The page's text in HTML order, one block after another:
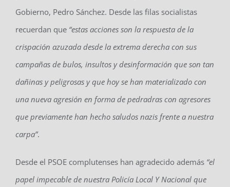
Gobierno, Pedro Sánchez. Desde las filas socialistas
recuerdan que “estas acciones son la respuesta de la
crispación azuzada desde la extrema derecha con sus
campañas de bulos, insultos y desinformación que son tan
dañinas y peligrosas y que hoy se han materializado con
una nueva agresión en forma de pedradras con agresores
que previamente han hecho saludos nazis frente a nuestra
carpa”.
Desde el PSOE complutenses han agradecido además “el
papel impecable de nuestra Policía Local Y Nacional que